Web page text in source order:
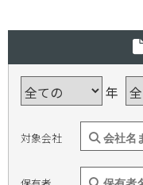
年
対象会社